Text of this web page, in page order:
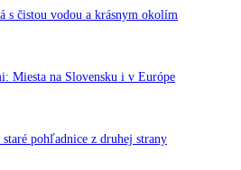
s čistou vodou a krásnym okolím
Miesta na Slovensku i v Európe
pohľadnice z druhej strany